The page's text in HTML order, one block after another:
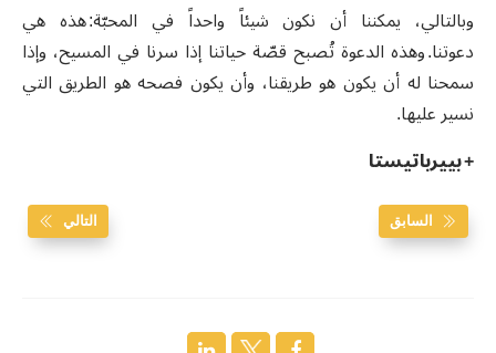
وبالتالي، يمكننا أن نكون شيئاً واحداً في المحبّة: هذه هي
دعوتنا. وهذه الدعوة تُصبح قصّة حياتنا إذا سرنا في المسيح، وإذا
سمحنا له أن يكون هو طريقنا، وأن يكون فصحه هو الطريق التي
نسير عليها.
+ بييرباتيستا
السابق التالي